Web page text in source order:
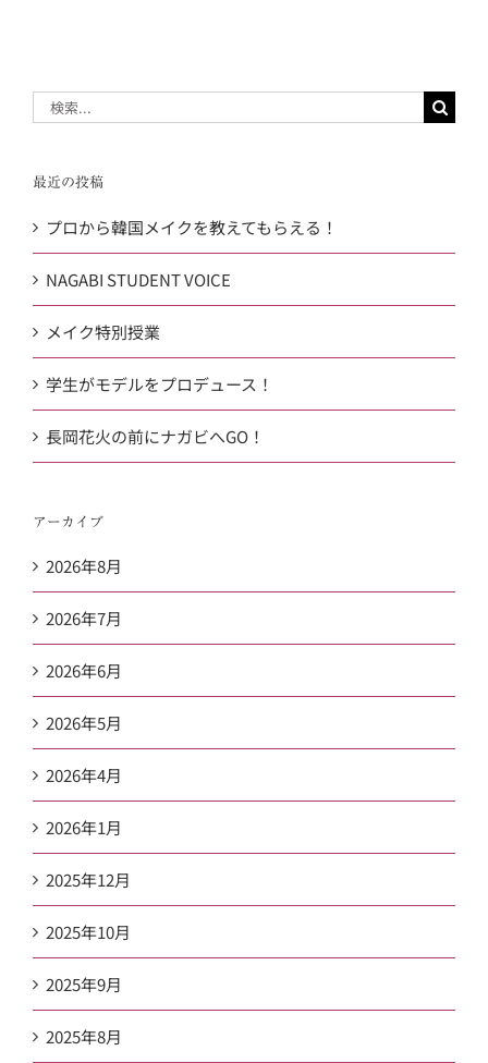
最近の投稿
プロから韓国メイクを教えてもらえる！
NAGABI STUDENT VOICE
メイク特別授業
学生がモデルをプロデュース！
長岡花火の前にナガビへGO！
アーカイブ
2026年8月
2026年7月
2026年6月
2026年5月
2026年4月
2026年1月
2025年12月
2025年10月
2025年9月
2025年8月